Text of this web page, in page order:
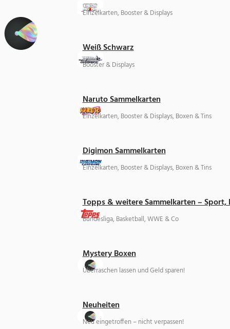
Einzelkarten, Booster & Displays
Weiß Schwarz
Booster & Displays
Naruto Sammelkarten
Einzelkarten, Booster & Displays, Boxen & Tins
Digimon Sammelkarten
Einzelkarten, Booster & Displays, Boxen & Tins
Topps & weitere Sammelkarten –
Bundesliga, Basketball, WWE & Co
Mystery Boxen
Überraschen lassen und Geld sparen!
Neuheiten
Neu eingetroffen – nicht verpassen!